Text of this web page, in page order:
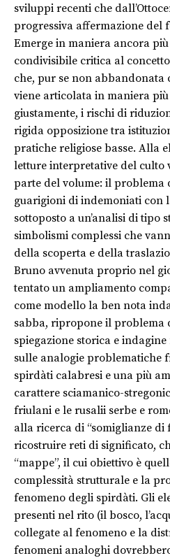
sviluppi recenti che
progressiva affermazione del
Emerge in maniera ancora
condivisibile critica al
che, pur se non abbandonata
viene articolata in maniera
giustamente, i rischi di
rigida opposizione tra
pratiche religiose basse. Alla
letture interpretative del culto
parte del volume: il problema
guarigioni di indemoniati con
sottoposto a un’analisi di tipo
simbolismi complessi che
della scoperta e della
Bruno avvenuta proprio nel
tentato un ampliamento
come modello la ben nota
sabba, ripropone il
spiegazione storica e
sulle analogie problematiche
spirdàti calabresi e una più
carattere sciamanico-
friulani e le rusalii serbe e
alla ricerca di “somiglianze di
ricostruire reti di significato,
“mappe”, il cui obiettivo è
complessità strutturale e la
fenomeno degli spirdàti. Gli
presenti nel rito (il bosco,
collegate al fenomeno e la
fenomeni analoghi